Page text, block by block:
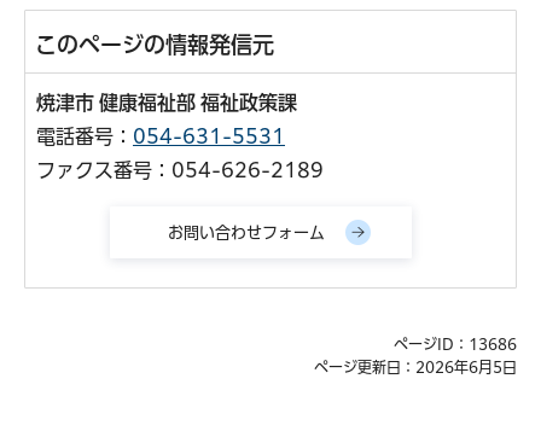
このページの情報発信元
焼津市 健康福祉部 福祉政策課
電話番号： 054-631-5531
ファクス番号：054-626-2189
ページID：13686
ページ更新日：2026年6月5日